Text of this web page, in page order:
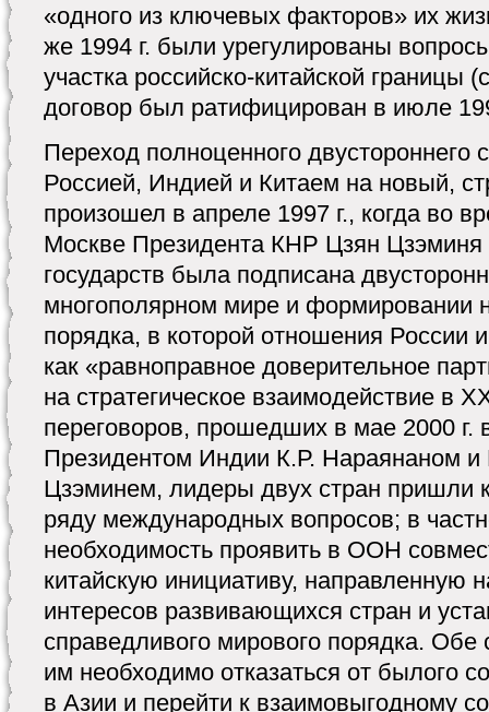
«одного из ключевых факторов» их
же 1994 г. были урегулированы
участка российско-китайской границы
договор был ратифицирован в июле
Переход полноценного двустороннего
Россией, Индией и Китаем на новый,
произошел в апреле 1997 г., когда во
Москве Президента КНР Цзян
государств была подписана
многополярном мире и формировании
порядка, в которой отношения России
как «равноправное доверительное
на стратегическое взаимодействие в
переговоров, прошедших в мае 2000 г.
Президентом Индии К.Р. Нараянаном
Цзэминем, лидеры двух стран пришли
ряду международных вопросов; в
необходимость проявить в ООН
китайскую инициативу, направленную
интересов развивающихся стран и
справедливого мирового порядка. Обе
им необходимо отказаться от былого
в Азии и перейти к взаимовыгодному